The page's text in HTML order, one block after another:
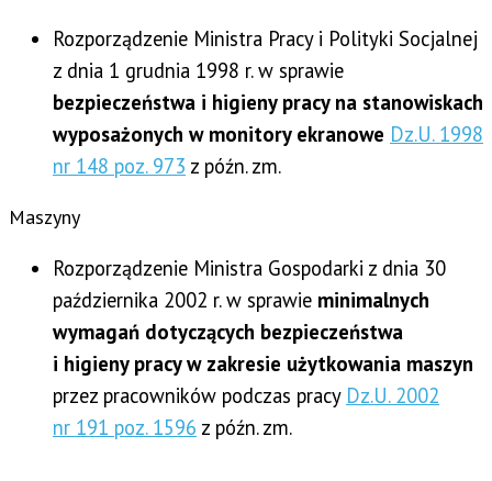
Rozporządzenie Ministra Pracy i Polityki Socjalnej
z dnia 1 grudnia 1998 r. w sprawie
bezpieczeństwa i higieny pracy na stanowiskach
wyposażonych w monitory ekranowe Dz.U. 1998
nr 148 poz. 973 z późn. zm.
Maszyny
Rozporządzenie Ministra Gospodarki z dnia 30
października 2002 r. w sprawie minimalnych
wymagań dotyczących bezpieczeństwa
i higieny pracy w zakresie użytkowania maszyn
przez pracowników podczas pracy Dz.U. 2002
nr 191 poz. 1596 z późn. zm.